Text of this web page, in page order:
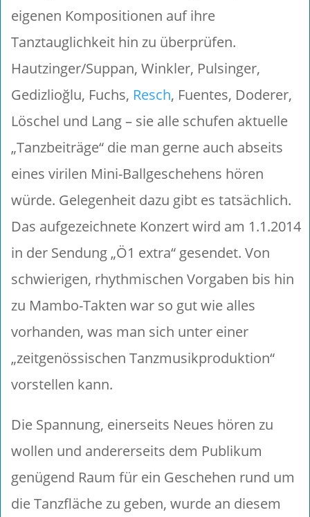
eigenen Kompositionen auf ihre
Tanztauglichkeit hin zu überprüfen.
Hautzinger/Suppan, Winkler, Pulsinger,
Gedizlioğlu, Fuchs, Resch, Fuentes, Doderer,
Löschel und Lang – sie alle schufen aktuelle
„Tanzbeiträge“ die man gerne auch abseits
eines virilen Mini-Ballgeschehens hören
würde. Gelegenheit dazu gibt es tatsächlich.
Das aufgezeichnete Konzert wird am 1.1.2014
in der Sendung „Ö1 extra“ gesendet. Von
schwierigen, rhythmischen Vorgaben bis hin
zu Mambo-Takten war so gut wie alles
vorhanden, was man sich unter einer
„zeitgenössischen Tanzmusikproduktion“
vorstellen kann.
Die Spannung, einerseits Neues hören zu
wollen und andererseits dem Publikum
genügend Raum für ein Geschehen rund um
die Tanzfläche zu geben, wurde an diesem